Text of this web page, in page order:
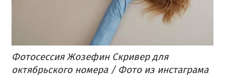
Фотосессия Жозефин Скривер для
октябрьского номера / Фото из инстаграма